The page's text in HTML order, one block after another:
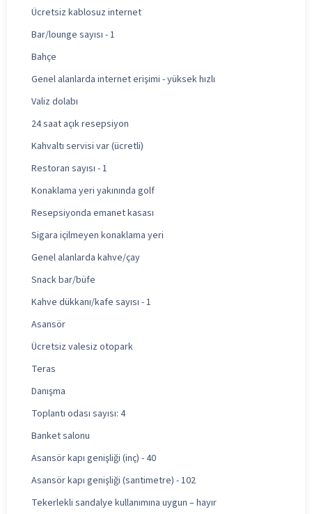
Ücretsiz kablosuz internet
Bar/lounge sayısı - 1
Bahçe
Genel alanlarda internet erişimi - yüksek hızlı
Valiz dolabı
24 saat açık resepsiyon
Kahvaltı servisi var (ücretli)
Restoran sayısı - 1
Konaklama yeri yakınında golf
Resepsiyonda emanet kasası
Sigara içilmeyen konaklama yeri
Genel alanlarda kahve/çay
Snack bar/büfe
Kahve dükkanı/kafe sayısı - 1
Asansör
Ücretsiz valesiz otopark
Teras
Danışma
Toplantı odası sayısı: 4
Banket salonu
Asansör kapı genişliği (inç) - 40
Asansör kapı genişliği (santimetre) - 102
Tekerlekli sandalye kullanımına uygun – hayır